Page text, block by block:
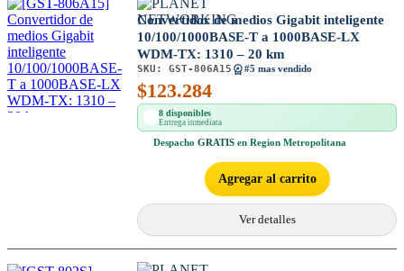
Convertidor de medios Gigabit inteligente
10/100/1000BASE-T a 1000BASE-LX
WDM-TX: 1310 – 20 km
SKU: GST-806A15 #5 mas vendido
$123.284
8 disponibles
Entrega inmediata
Despacho GRATIS en Region Metropolitana
Agregar al carrito
Ver detalles